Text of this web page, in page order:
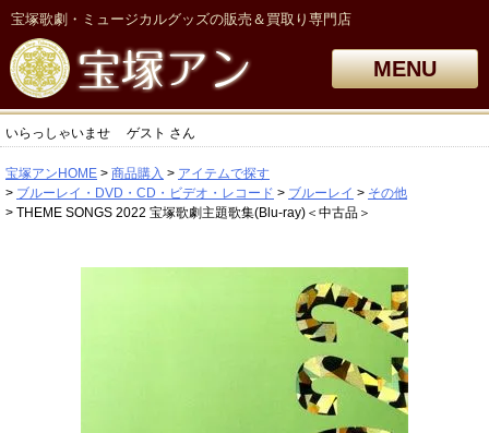
宝塚歌劇・ミュージカルグッズの販売＆買取り専門店
MENU
いらっしゃいませ ゲスト さん
宝塚アンHOME 商品購入
アイテムで探す
ブルーレイ・DVD・CD・ビデオ・レコード
ブルーレイ
その他
THEME SONGS 2022 宝塚歌劇主題歌集(Blu-ray)＜中古品＞